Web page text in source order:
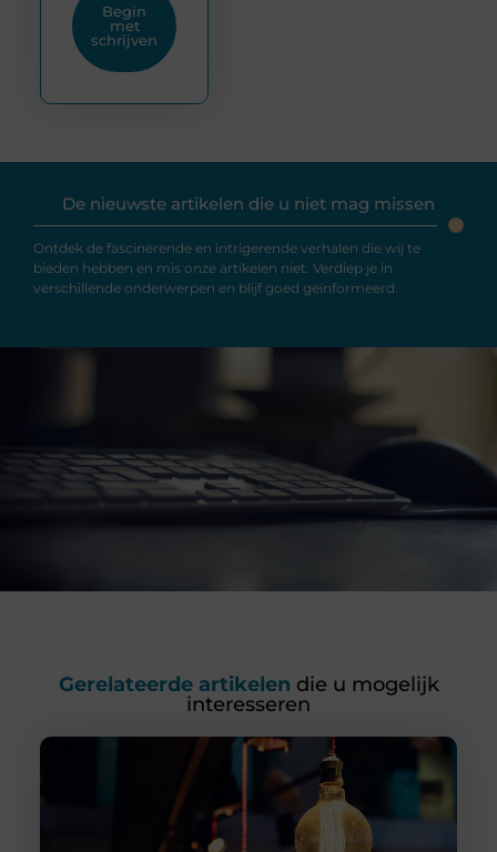
Begin
met
schrijven
De nieuwste artikelen die u niet mag missen
Ontdek de fascinerende en intrigerende verhalen die wij te
bieden hebben en mis onze artikelen niet. Verdiep je in
verschillende onderwerpen en blijf goed geïnformeerd.
Gerelateerde artikelen die u mogelijk
interesseren